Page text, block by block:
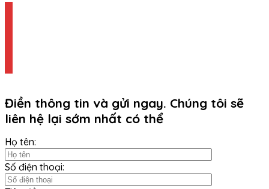
Điền thông tin và gửi ngay. Chúng tôi sẽ
liên hệ lại sớm nhất có thể
Họ tên:
Số điện thoại: